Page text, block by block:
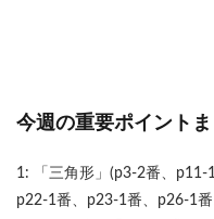
今週の重要ポイント
1: 「三角形」(p3-2番、p11-
p22-1番、p23-1番、p26-1